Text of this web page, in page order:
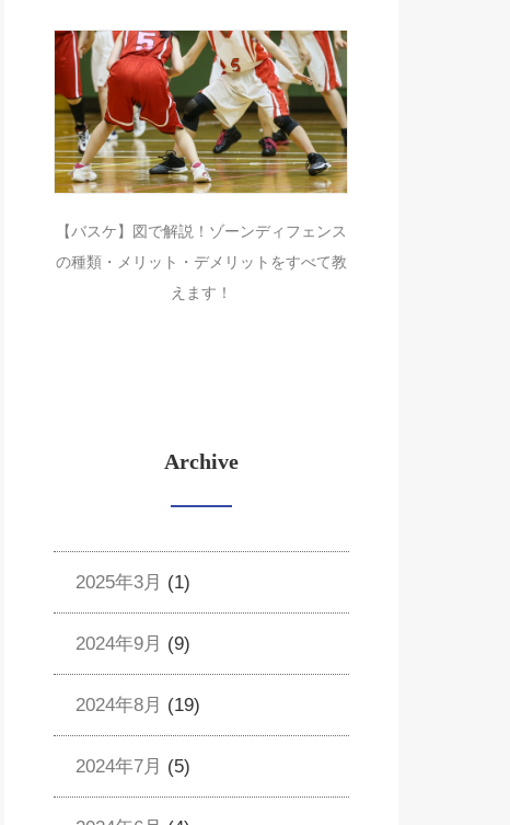
【バスケ】図で解説！ゾーンディフェンス
の種類・メリット・デメリットをすべて教
えます！
Archive
2025年3月 (1)
2024年9月 (9)
2024年8月 (19)
2024年7月 (5)